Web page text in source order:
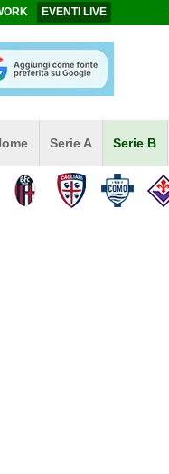
EVENTI LIVE
Serie A Serie B